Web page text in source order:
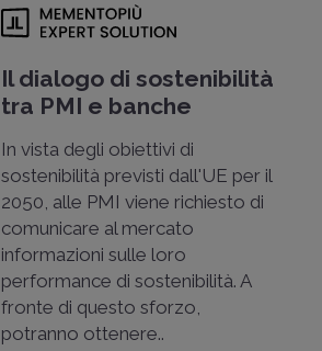
Il dialogo di sostenibilità
tra PMI e banche
In vista degli obiettivi di
sostenibilità previsti dall'UE per il
2050, alle PMI viene richiesto di
comunicare al mercato
informazioni sulle loro
performance di sostenibilità. A
fronte di questo sforzo,
potranno ottenere..